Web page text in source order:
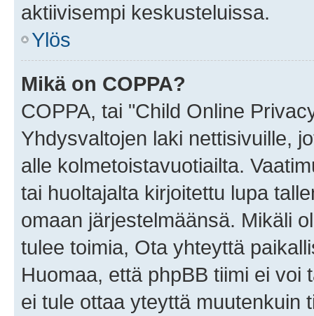
aktiivisempi keskusteluissa.
Ylös
Mikä on COPPA?
COPPA, tai "Child Online
Yhdysvaltojen laki nettisivuille,
alle kolmetoistavuotiailta.
tai huoltajalta kirjoitettu lupa
omaan järjestelmäänsä. Mikäli
tulee toimia, Ota yhteyttä
Huomaa, että phpBB tiimi ei
ei tule ottaa yteyttä muutenkuin